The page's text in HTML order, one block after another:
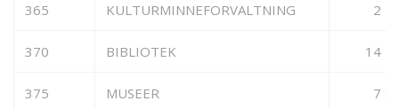
365 KULTURMINNEFORVALTNING 2
370 BIBLIOTEK 14
375 MUSEER 7